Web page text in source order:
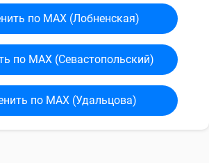
по MAX (Лобненская)
по MAX (Севасто­польский)
по MAX (Удальцова)